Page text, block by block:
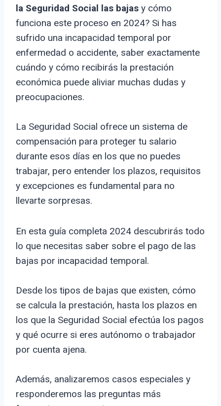
la Seguridad Social las bajas y cómo
funciona este proceso en 2024? Si has
sufrido una incapacidad temporal por
enfermedad o accidente, saber exactamente
cuándo y cómo recibirás la prestación
económica puede aliviar muchas dudas y
preocupaciones.
La Seguridad Social ofrece un sistema de
compensación para proteger tu salario
durante esos días en los que no puedes
trabajar, pero entender los plazos, requisitos
y excepciones es fundamental para no
llevarte sorpresas.
En esta guía completa 2024 descubrirás todo
lo que necesitas saber sobre el pago de las
bajas por incapacidad temporal.
Desde los tipos de bajas que existen, cómo
se calcula la prestación, hasta los plazos en
los que la Seguridad Social efectúa los pagos
y qué ocurre si eres autónomo o trabajador
por cuenta ajena.
Además, analizaremos casos especiales y
responderemos las preguntas más